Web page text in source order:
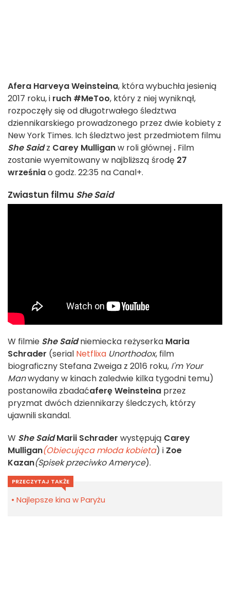
Afera Harveya Weinsteina, która wybuchła jesienią
2017 roku, i ruch #MeToo, który z niej wyniknął,
rozpoczęły się od długotrwałego śledztwa
dziennikarskiego prowadzonego przez dwie kobiety z
New York Times. Ich śledztwo jest przedmiotem filmu
She Saidz Carey Mulliganw roli głównej . Film
zostanie wyemitowany w najbliższą środę 27
wrześniao godz. 22:35 na Canal+.
Zwiastun filmu She Said
W filmie She Saidniemiecka reżyserka Maria
Schrader (serial Netflixa Unorthodox, film
biograficzny Stefana Zweiga z 2016 roku, I'm Your
Manwydany w kinach zaledwie kilka tygodni temu)
postanowiła zbadaćaferę Weinsteina przez
pryzmat dwóch dziennikarzy śledczych, którzy
ujawnili skandal.
W She Said Marii Schrader występują Carey
Mulligan(Obiecująca młoda kobieta) i Zoe
Kazan(Spisek przeciwko Ameryce).
PRZECZYTAJ TAKŻE
Najlepsze kina w Paryżu